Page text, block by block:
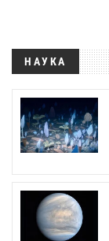
НАУКА